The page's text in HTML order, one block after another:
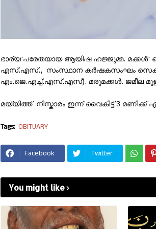
ഭാര്യ:പരേതയായ ആയിഷ ഹജ്ജുമ്മ. മക്കൾ:
എസ്.എസ്., സംസ്ഥാന കർഷകസംഘം
എം.ജെ.എച്ച്.എസ്.എസ്). മരുമക്കൾ: ജമീല
മയ്യിത്ത് നിസ്കാരം ഇന്ന് വൈകീട്ട് 3 മണിക്ക്
Tags: OBITUARY
Facebook Twitter
You might like